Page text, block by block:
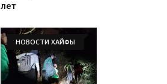
лет
НОВОСТИ ХАЙФЫ